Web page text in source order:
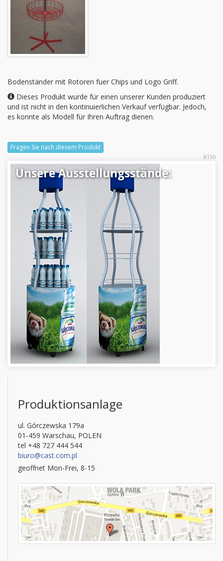
Bodenständer mit Rotoren fuer Chips und Logo Griff.
Dieses Produkt wurde für einen unserer Kunden produziert
und ist nicht in den kontinuierlichen Verkauf verfügbar. Jedoch,
es konnte als Modell für Ihren Auftrag dienen.
Fragen Sie nach diesem Produkt
#150
Unsere Ausstellungsstände:
Produktionsanlage
ul. Górczewska 179a
01-459 Warschau, POLEN
tel +48 727 444 544
biuro@cast.com.pl
geoffnet Mon-Frei, 8-15